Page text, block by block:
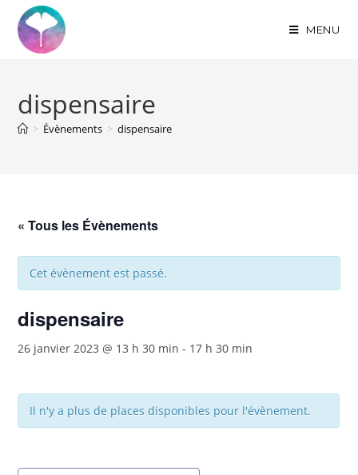
MENU
dispensaire
> Évènements > dispensaire
« Tous les Évènements
Cet évènement est passé.
dispensaire
26 janvier 2023 @ 13 h 30 min - 17 h 30 min
Il n'y a plus de places disponibles pour l'évènement.